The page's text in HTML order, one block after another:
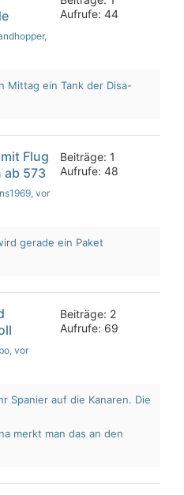
,
Aufrufe: 44
Mittag ein Tank der Disa-
Flug
ab 573
, vor
Beiträge: 1
Aufrufe: 48
gerade ein Paket
, vor
Beiträge: 2
Aufrufe: 69
Spanier auf die Kanaren. Die
merkt man das an den